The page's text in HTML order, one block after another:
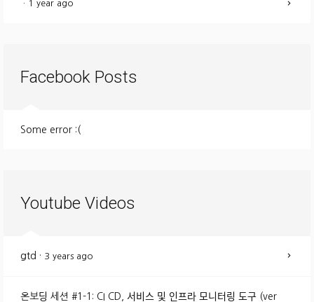
· 1 year ago
Facebook Posts
Some error :(
Youtube Videos
gtd · 3 years ago
온보딩 세션 #1-1: CI CD, 서비스 및 인프라 모니터링 도구 (ver